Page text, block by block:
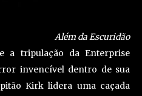
Além da Escuridão
a tripulação da Enterprise
invencível dentro de sua
Kirk lidera uma caçada